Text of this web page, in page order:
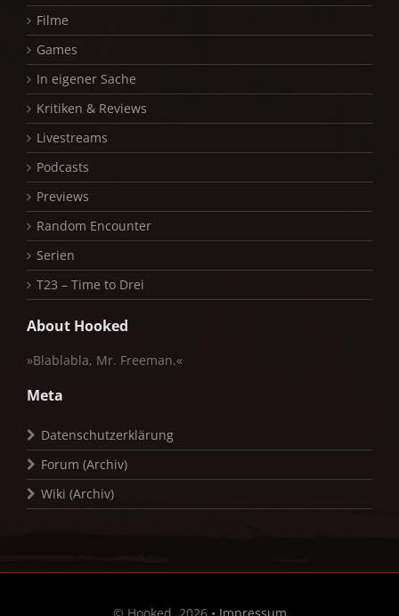
Filme
Games
In eigener Sache
Kritiken & Reviews
Livestreams
Podcasts
Previews
Random Encounter
Serien
T23 – Time to Drei
About Hooked
»Blablabla, Mr. Freeman.«
Meta
Datenschutzerklärung
Forum (Archiv)
Wiki (Archiv)